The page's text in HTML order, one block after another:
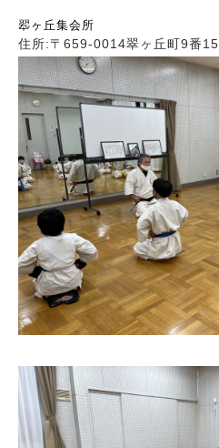
翆ヶ丘集会所
住所:〒659-0014翠ヶ丘町9番15